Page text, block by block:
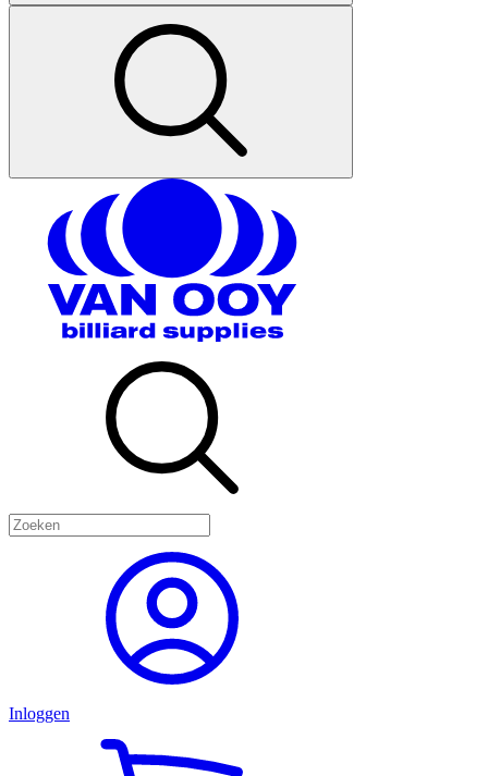
Inloggen